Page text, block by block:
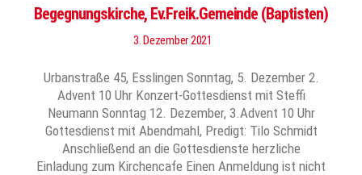
Begegnungskirche, Ev.Freik.Gemeinde (Baptisten)
3. Dezember 2021
Urbanstraße 45, Esslingen Sonntag, 5. Dezember 2.
Advent 10 Uhr Konzert-Gottesdienst mit Steffi
Neumann Sonntag 12. Dezember, 3.Advent 10 Uhr
Gottesdienst mit Abendmahl, Predigt: Tilo Schmidt
Anschließend an die Gottesdienste herzliche
Einladung zum Kirchencafe Einen Anmeldung ist nicht